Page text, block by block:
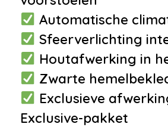
•Spraakbediening
Interieur
•Airco met
regeling
•Comfortstoel(en)
Automatische
Sfeerverlichting
Houtafwerking in
Zwarte
Exclusieve
Exclusive-pakket